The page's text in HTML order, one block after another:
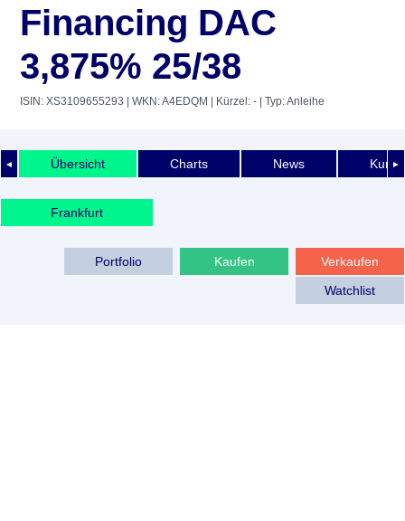
Financing DAC
3,875% 25/38
ISIN: XS3109655293 | WKN: A4EDQM | Kürzel: - | Typ: Anleihe
◄ ►
Übersicht Charts News
Frankfurt
Verkaufen
Kaufen
Portfolio
Watchlist